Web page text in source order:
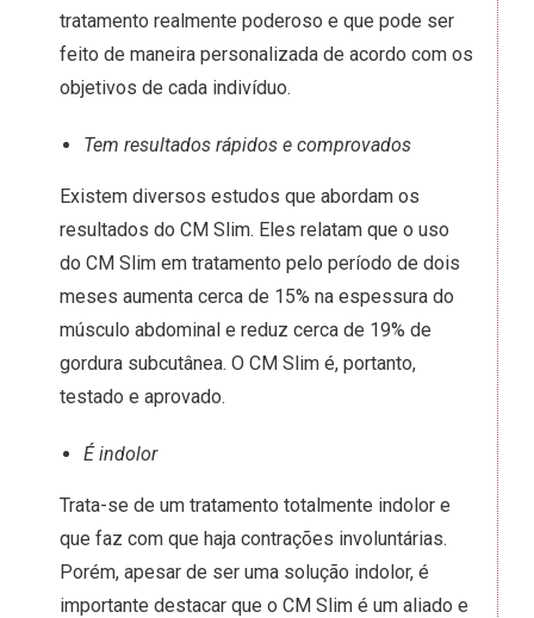
tratamento realmente poderoso e que pode ser
feito de maneira personalizada de acordo com os
objetivos de cada indivíduo.
Tem resultados rápidos e comprovados
Existem diversos estudos que abordam os
resultados do CM Slim. Eles relatam que o uso
do CM Slim em tratamento pelo período de dois
meses aumenta cerca de 15% na espessura do
músculo abdominal e reduz cerca de 19% de
gordura subcutânea. O CM Slim é, portanto,
testado e aprovado.
É indolor
Trata-se de um tratamento totalmente indolor e
que faz com que haja contrações involuntárias.
Porém, apesar de ser uma solução indolor, é
importante destacar que o CM Slim é um aliado e